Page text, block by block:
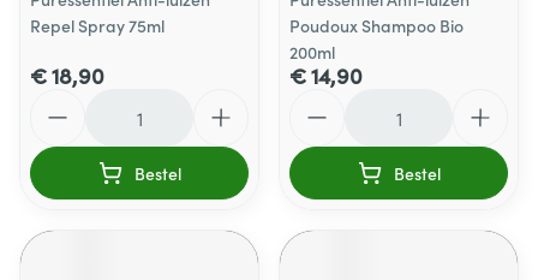
Repel Spray 75ml
€ 18,90
Bestel
Poudoux Shampoo Bio
200ml
€ 14,90
Bestel